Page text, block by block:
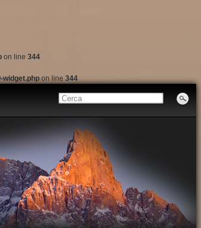
on line 344
widget.phpon line344